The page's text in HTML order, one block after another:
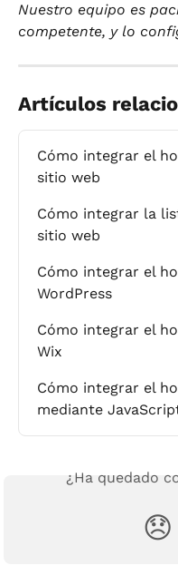
Nuestro equipo es
competente, y lo
Artículos
Cómo integrar el
sitio web
Cómo integrar la
sitio web
Cómo integrar el
WordPress
Cómo integrar el
Wix
Cómo integrar el
mediante
¿Ha quedado
😞